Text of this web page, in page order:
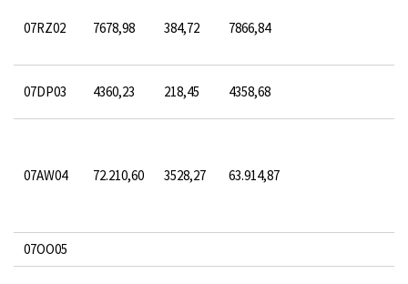
07RZ02 7678,98 384,72 7866,84
07DP03 4360,23 218,45 4358,68
07AW04 72.210,60 3528,27 63.914,87
07OO05